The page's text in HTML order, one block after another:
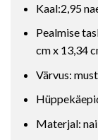
Kaal:2,95
Pealmise
cm x 13,34
Värvus: must
Materjal: